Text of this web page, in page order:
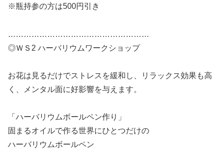
※瓶持参の方は500円引き
………………………………………………
◎ＷＳ2 ハーバリウムワークショップ
お花は見るだけでストレスを緩和し、リラックス効果も高
く、メンタル面に好影響を与えます。
「ハーバリウムボールペン作り」
固まるオイルで作る世界にひとつだけの
ハーバリウムボールペン